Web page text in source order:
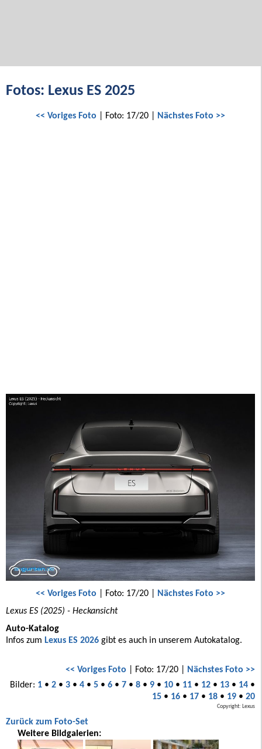
Fotos: Lexus ES 2025
<< Voriges Foto | Foto: 17/20 | Nächstes Foto >>
<< Voriges Foto | Foto: 17/20 | Nächstes Foto >>
Lexus ES (2025) - Heckansicht
Auto-Katalog
Infos zum Lexus ES 2026 gibt es auch in unserem Autokatalog.
<< Voriges Foto | Foto: 17/20 | Nächstes Foto >>
Bilder: 1• 2• 3• 4• 5• 6• 7• 8• 9• 10• 11• 12• 13• 14•
15• 16• 17• 18• 19• 20
Copyright: Lexus
Zurück zum Foto-Set
Weitere Bildgalerien: